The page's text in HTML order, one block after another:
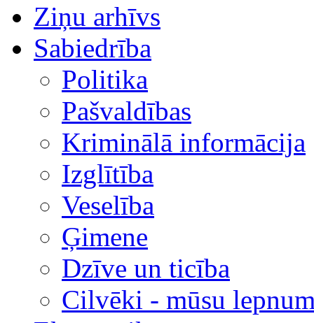
Ziņu arhīvs
Sabiedrība
Politika
Pašvaldības
Kriminālā informācija
Izglītība
Veselība
Ģimene
Dzīve un ticība
Cilvēki - mūsu